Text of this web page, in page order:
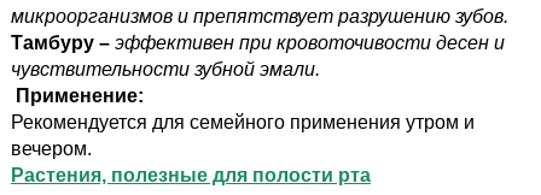
микроорганизмов и препятствует разрушению зубов.
Тамбуру – эффективен при кровоточивости десен и
чувствительности зубной эмали.
Применение:
Рекомендуется для семейного применения утром и
вечером.
Растения, полезные для полости рта